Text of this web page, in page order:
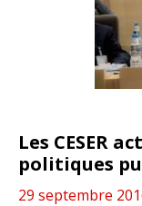
Les CESER
politiques
29 septembre